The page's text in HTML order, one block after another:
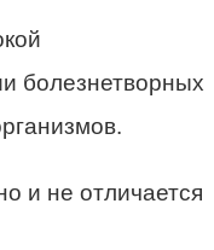
болезнетворных
и не отличается